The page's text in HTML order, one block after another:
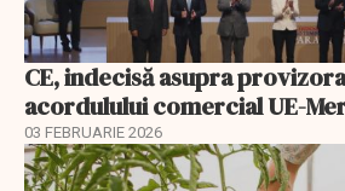
CE, indecisă asupra
acordulului comercial UE-
03 FEBRUARIE 2026